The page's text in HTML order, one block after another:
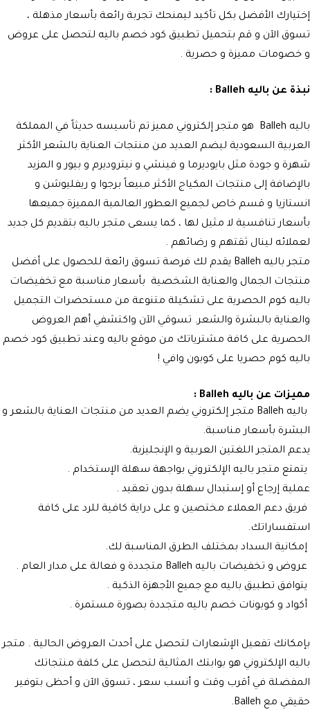
إختيارك الأفضل بكل تأكيد ليمنحك تجربة رائعة بأسعار مذهلة ،
تسوق الآن و قم بتحميل تطبيق كود خصم باليه لتحصل على عروض
و خصومات مميزة و حصرية .
نبذة عن باليه Balleh :
باليه Balleh هو متجر إلكتروني مميز تم تأسيسه حديثاً في المملكة
العربية السعودية ليضم العديد من منتجات العناية بالشعر الأكثر
شهرة و جودة مثل بايوديرما و فينشي و نيتروديرم و بيور و المزيد
بالإضافة إلى منتجات المكياج الأكثر مبيعاً برجوا و ريفليوشن و
انستازيا و قسم خاص لجميع العطور العالمية المميزة جميعها
بأسعار تنافسية لا مثيل لها ، كما يسعى متجر باليه بتقديم كل جديد
لعملائه لينال ثقتهم و رضائهم .
متجر باليه Balleh يقدم لك فرصة تسوق رائعة للحصول على أفضل
منتجات الجمال والعناية الشخصية بأسعار مناسبة مع تخفيضات
باليه كوم الحصرية على تشكيلة متنوعة من مستحضرات التجميل
والعناية بالبشرة والشعر. تسوقي الآن واكتشفي أهم العروض
الحصرية على كافة مشترياتك من موقع باليه وعند تطبيق كود خصم
باليه كوم حصريا على كوبون وافي !
مميزات عن باليه Balleh :
باليه Balleh متجر إلكتروني يضم العديد من منتجات العناية بالشعر و
البشرة بأسعار مناسبة.
يدعم المتجر اللغتين العربية و الإنجليزية.
يتمتع متجر باليه الإلكتروني بواجهة سهلة الإستخدام .
عملية إرجاع أو إستبدال سهلة بدون تعقيد .
فريق دعم العملاء مختصين و على دراية كافية للرد على كافة
استفساراتك.
إمكانية السداد بمختلف الطرق المناسبة لك.
عروض و تخفيضات باليه Balleh متجددة و فعالة على مدار العام .
يتوافق تطبيق باليه مع جميع الأجهزة الذكية .
أكواد و كوبونات خصم باليه متجددة بصورة مستمرة .
بإمكانك تفعيل الإشعارات لتحصل على أحدث العروض الحالية . متجر
باليه الإلكتروني هو بوابتك المثالية لتحصل على كلفة منتجاتك
المفضلة في أقرب وقت و أنسب سعر ، تسوق الآن و أحظى بتوفير
حقيقي مع Balleh.